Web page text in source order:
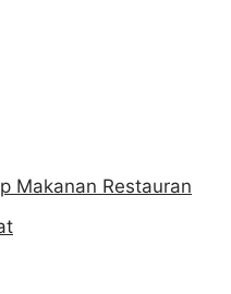
Makanan Restauran